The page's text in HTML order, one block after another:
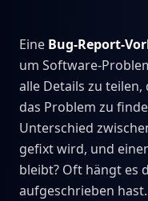
Eine Bug-Report-
um Software-
alle Details zu
das Problem zu
Unterschied
gefixt wird, und
bleibt? Oft hängt es
aufgeschrieben hast.